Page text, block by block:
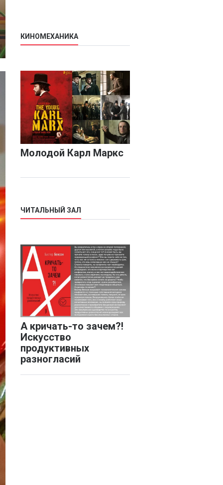
КИНОМЕХАНИКА
Молодой Карл Маркс
ЧИТАЛЬНЫЙ ЗАЛ
А кричать-то зачем?!
Искусство
продуктивных
разногласий